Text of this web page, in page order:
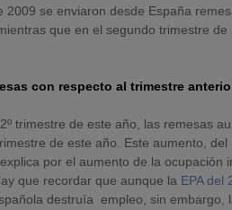
2009 se enviaron desde España
que en el segundo trimestre
con respecto al trimestre
trimestre de este año, las remesas
de este año. Este aumento,
por el aumento de la ocupación
que recordar que aunque la EPA del
destruía empleo, sin embargo,